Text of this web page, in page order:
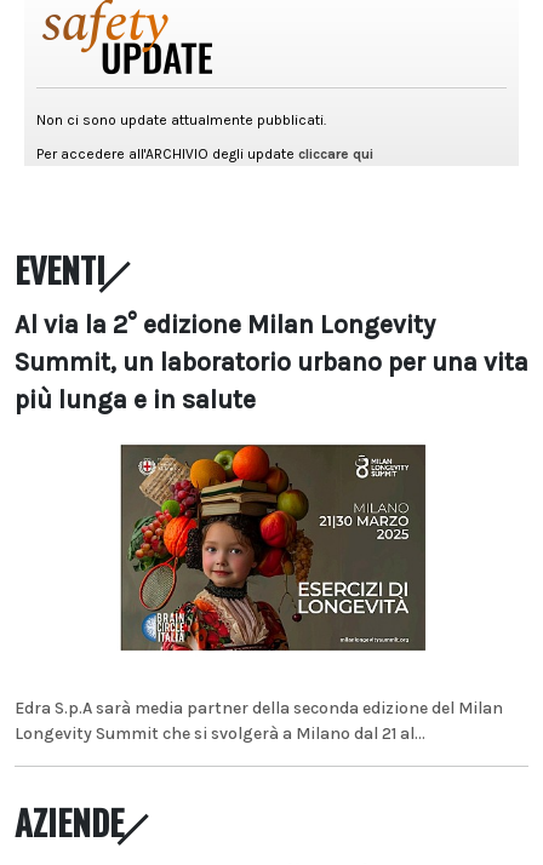
EVENTI
Al via la 2° edizione Milan Longevity
Summit, un laboratorio urbano per una vita
più lunga e in salute
Edra S.p.A sarà media partner della seconda edizione del Milan
Longevity Summit che si svolgerà a Milano dal 21 al...
AZIENDE